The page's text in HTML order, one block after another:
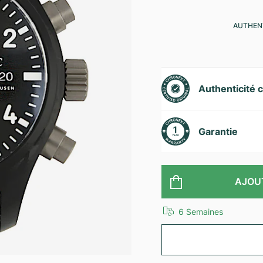
Authenticité
Garantie
6 Semaines